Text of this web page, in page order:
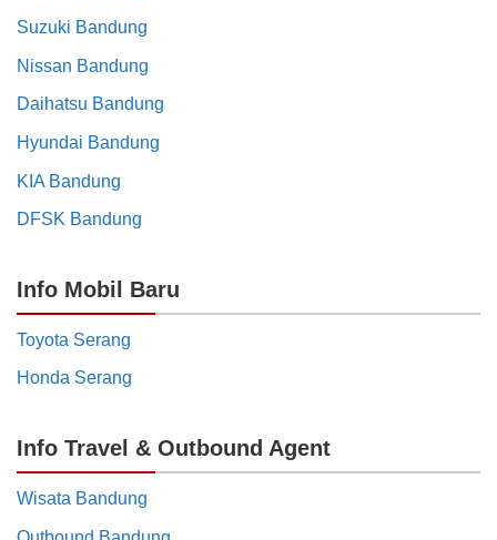
Suzuki Bandung
Nissan Bandung
Daihatsu Bandung
Hyundai Bandung
KIA Bandung
DFSK Bandung
Info Mobil Baru
Toyota Serang
Honda Serang
Info Travel & Outbound Agent
Wisata Bandung